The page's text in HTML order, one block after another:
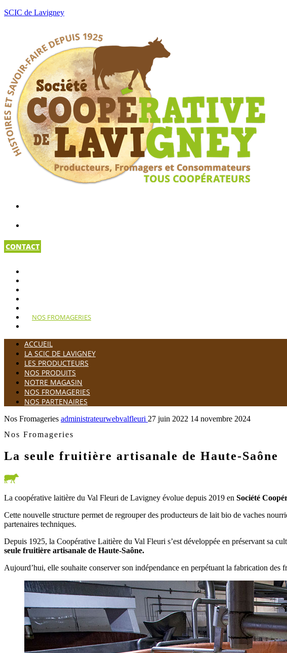
SCIC de Lavigney
CONTACT
NOS FROMAGERIES
ACCUEIL
LA SCIC DE LAVIGNEY
LES PRODUCTEURS
NOS PRODUITS
NOTRE MAGASIN
NOS FROMAGERIES
NOS PARTENAIRES
Nos Fromageries administrateurwebvalfleuri 27 juin 2022 14 novembre 2024
Nos Fromageries
La seule fruitière artisanale de Haute-Saône
La coopérative laitière du Val Fleuri de Lavigney évolue depuis 2019 en Société
Cette nouvelle structure permet de regrouper des producteurs de lait bio de vaches
partenaires techniques.
Depuis 1925, la Coopérative Laitière du Val Fleuri s’est développée en préservant sa
seule fruitière artisanale de Haute-Saône.
Aujourd’hui, elle souhaite conserver son indépendance en perpétuant la fabrication